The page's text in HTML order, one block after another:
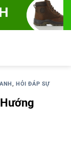
, HỎI ĐÁP SỰ